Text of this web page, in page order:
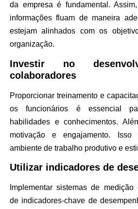
da empresa é fundamental.
informações fluam de maneira
estejam alinhados com os
organização.
Investir no
colaboradores
Proporcionar treinamento e
os funcionários é essencial
habilidades e conhecimentos.
motivação e engajamento.
ambiente de trabalho produtivo e
Utilizar indicadores de
Implementar sistemas de medição
de indicadores-chave de